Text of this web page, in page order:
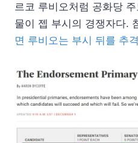
르코 루비오처럼 공화당
물이 젭 부시의 경쟁자다.
면 루비오는 부시 뒤를 추격